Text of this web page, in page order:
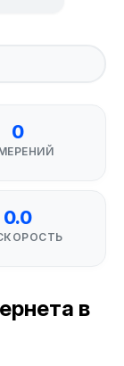
0
0.0
в